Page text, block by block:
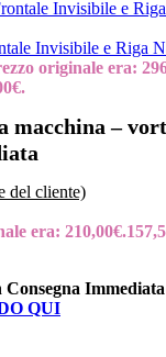
Invisibile e Riga
originale era:
macchina –
del cliente)
era: 210,00€.
QUI